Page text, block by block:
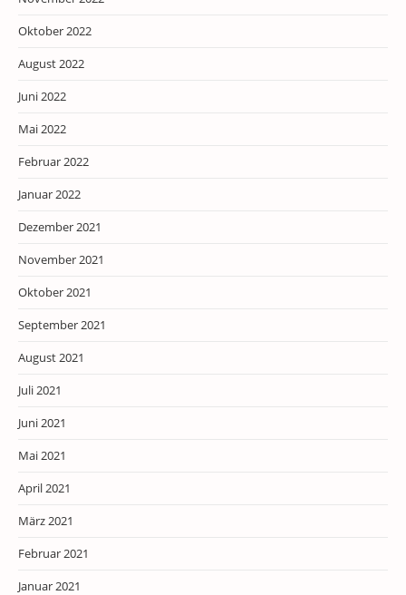
Oktober 2022
August 2022
Juni 2022
Mai 2022
Februar 2022
Januar 2022
Dezember 2021
November 2021
Oktober 2021
September 2021
August 2021
Juli 2021
Juni 2021
Mai 2021
April 2021
März 2021
Februar 2021
Januar 2021